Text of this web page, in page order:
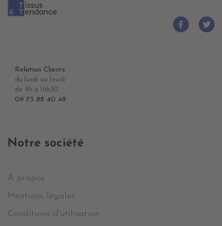
Relation Clients
du lundi au Jeudi
de 9h à 16h30
09 73 88 40 48
Notre société
A propos
Mentions légales
Conditions d'utilisation